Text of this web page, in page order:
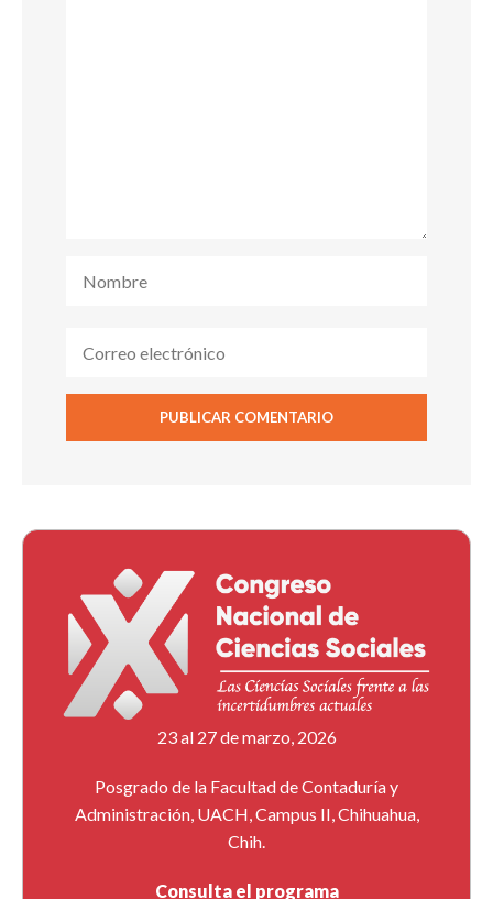
23 al 27 de marzo, 2026
Posgrado de la Facultad de Contaduría y
Administración, UACH, Campus II, Chihuahua,
Chih.
Consulta el programa